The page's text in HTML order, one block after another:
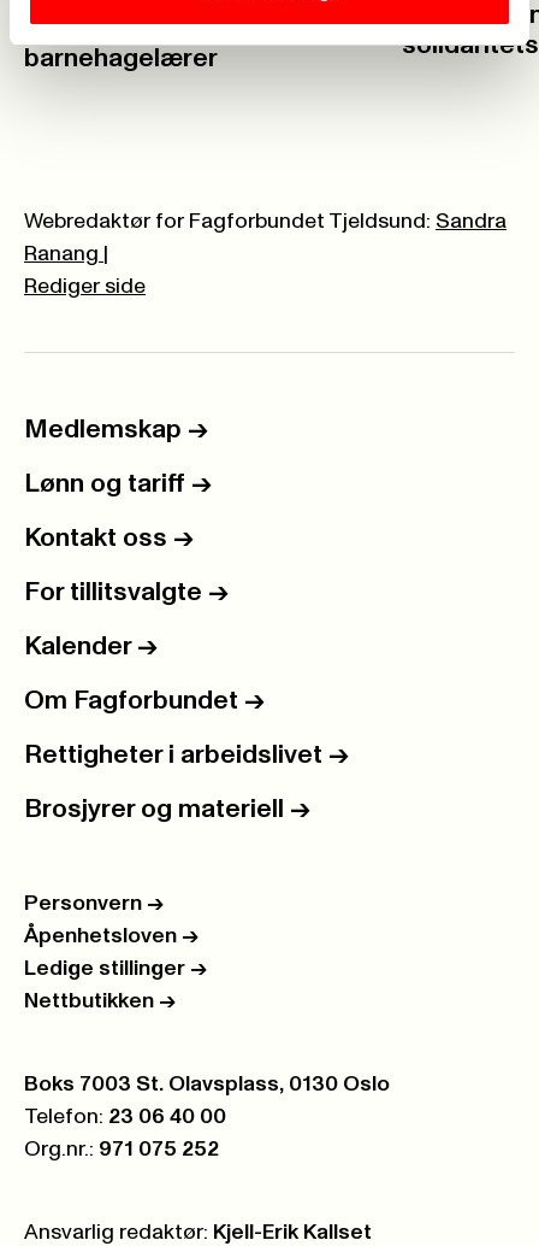
Glad for at flere vil bli
barnehagelærer
Webredaktør for Fagforbundet Tjeldsund: Sandra
Ranang
Rediger side
Medlemskap ->
Lønn og tariff ->
Kontakt oss ->
For tillitsvalgte ->
Kalender ->
Om Fagforbundet ->
Rettigheter i arbeidslivet ->
Brosjyrer og materiell ->
Personvern ->
Åpenhetsloven ->
Ledige stillinger ->
Nettbutikken ->
Postboks:
Boks 7003 St. Olavsplass, 0130 Oslo
Telefon: 23 06 40 00
Org.nr.: 971 075 252
Ansvarlig redaktør: Kjell-Erik Kallset